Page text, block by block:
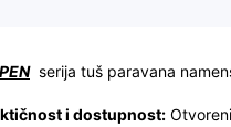
serija tuš paravana
i dostupnost: